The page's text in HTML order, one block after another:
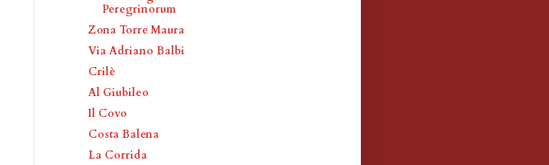
Peregrinorum
Zona Torre Maura
Via Adriano Balbi
Crilè
Al Giubileo
Il Covo
Costa Balena
La Corrida